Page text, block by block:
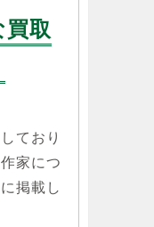
取
ており
家につ
に掲載し